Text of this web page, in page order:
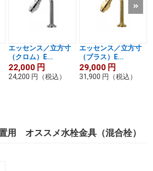
エッセンス／立方寸
（クロム）E...
22,000 円
24,200 円 （税込）
エッセンス／立方寸
（ブラス）E...
29,000 円
31,900 円 （税込）
用 オススメ水栓金具（混合栓）